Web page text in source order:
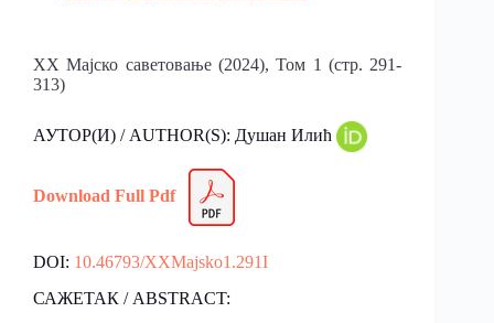
XX Мајско саветовање (2024), Том 1 (стр. 291-
313)
АУТОР(И) / AUTHOR(S): Душан Илић
Download Full Pdf
DOI: 10.46793/XXMajsko1.291I
САЖЕТАК / ABSTRACT: